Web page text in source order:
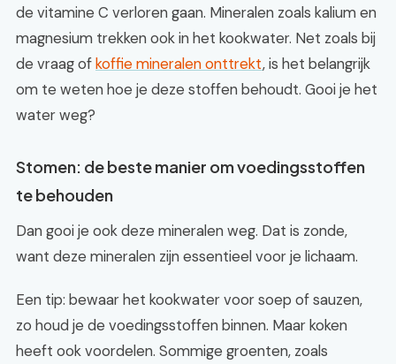
de vitamine C verloren gaan. Mineralen zoals kalium en
magnesium trekken ook in het kookwater. Net zoals bij
de vraag ofkoffie mineralen onttrekt, is het belangrijk
om te weten hoe je deze stoffen behoudt. Gooi je het
water weg?
Stomen: de beste manier om voedingsstoffen
te behouden
Dan gooi je ook deze mineralen weg. Dat is zonde,
want deze mineralen zijn essentieel voor je lichaam.
Een tip: bewaar het kookwater voor soep of sauzen,
zo houd je de voedingsstoffen binnen. Maar koken
heeft ook voordelen. Sommige groenten, zoals